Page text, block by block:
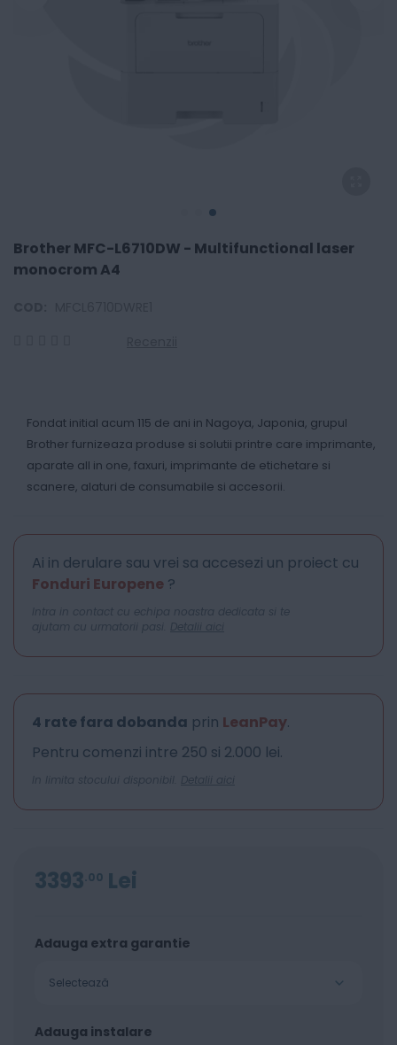
Brother MFC-L6710DW - Multifunctional laser
monocrom A4
Fondat initial acum 115 de ani in Nagoya, Japonia, grupul
Brother furnizeaza produse si solutii printre care imprimante,
aparate all in one, faxuri, imprimante de etichetare si
scanere, alaturi de consumabile si accesorii.
Ai in derulare sau vrei sa accesezi un proiect cu
Fonduri Europene ?
Intra in contact cu echipa noastra dedicata si te
ajutam cu urmatorii pasi. Detalii aici
4 rate fara dobanda prin LeanPay.
Pentru comenzi intre 250 si 2.000 lei.
In limita stocului disponibil. Detalii aici
3393 00 Lei
Adauga extra garantie
Selectează
Adauga instalare